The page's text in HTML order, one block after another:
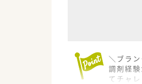
＼ブラン
調剤経
てチャレ